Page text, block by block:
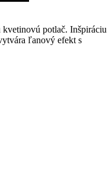
kvetinovú potlač. Inšpiráciu
ľanový efekt s